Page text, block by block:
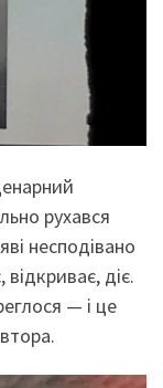
рухався
несподівано
діє.
— і це